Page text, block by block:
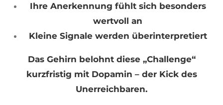
Ihre Anerkennung fühlt sich besonders
wertvoll an
Kleine Signale werden überinterpretiert
Das Gehirn belohnt diese „Challenge“
kurzfristig mit Dopamin – der Kick des
Unerreichbaren.